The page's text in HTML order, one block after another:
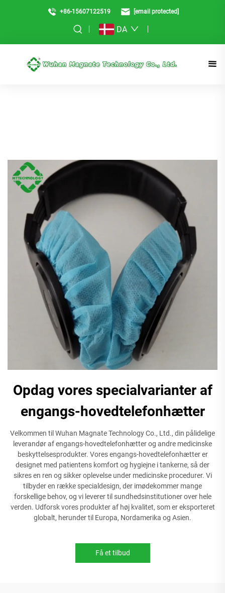
+86-15607122519 [email protected]
DA
Opdag vores specialvarianter af
engangs-hovedtelefonhætter
Velkommen til Wuhan Magnate Technology Co., Ltd., din pålidelige
leverandør af engangs-hovedtelefonhætter og andre medicinske
beskyttelsesprodukter. Vores engangs-hovedtelefonhætter er
designet med patientens komfort og hygiejne i tankerne, så der
sikres en ren og sikker oplevelse under medicinske procedurer. Vi
tilbyder en række specialdesign, der imødekommer mange
forskellige behov, og vi leverer til sundhedsinstitutioner over hele
verden. Udforsk vores produkter af høj kvalitet, som er eksporteret
globalt, herunder til Europa, Nordamerika og Asien.
Få et tilbud